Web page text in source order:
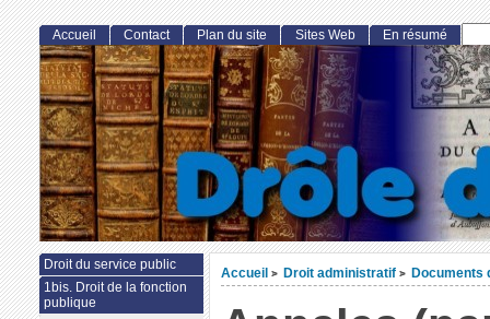
Accueil > Droit administratif > Documents
Accueil Contact Plan du site Sites Web En résumé
Droit du service public
1bis. Droit de la fonction
publique